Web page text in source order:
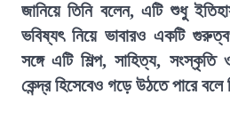
জানিয়ে তিনি বলেন, এটি শুধু
ভবিষ্যৎ নিয়ে ভাবারও একটি
সঙ্গে এটি শিল্প, সাহিত্য,
কেন্দ্র হিসেবেও গড়ে উঠতে পারে